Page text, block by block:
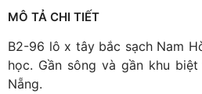
MÔ TẢ CHI TIẾT
B2-96 lô x tây bắc sạch Nam
học. Gần sông và gần khu
Nẵng.